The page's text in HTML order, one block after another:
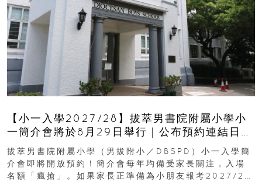
【小一入學2027/28】拔萃男書院附屬小學小
一簡介會將於8月29日舉行｜公布預約連結日期
｜更設有網上重溫
拔萃男書院附屬小學（男拔附小／DBSPD）小一入學簡
介會即將開放預約！簡介會每年均備受家長關注，入場
名額「瘋搶」。如果家長正準備為小朋友報考2027/28